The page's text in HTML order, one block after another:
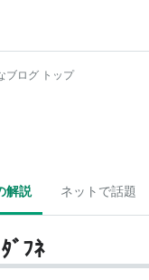
ブログ トップ
解説 ネットで話題
ﾞﾌﾈ